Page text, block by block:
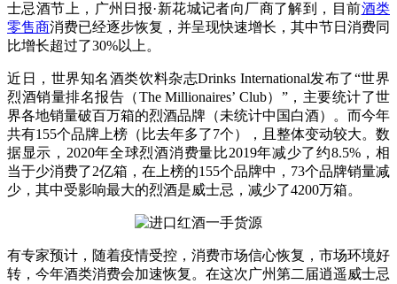
士忌酒节上，广州日报·新花城记者向厂商了解到，目前酒类
零售商消费已经逐步恢复，并呈现快速增长，其中节日消费同
比增长超过了30%以上。
近日，世界知名酒类饮料杂志Drinks International发布了“世界
烈酒销量排名报告（The Millionaires’ Club）”，主要统计了世
界各地销量破百万箱的烈酒品牌（未统计中国白酒）。而今年
共有155个品牌上榜（比去年多了7个），且整体变动较大。数
据显示，2020年全球烈酒消费量比2019年减少了约8.5%，相
当于少消费了2亿箱，在上榜的155个品牌中，73个品牌销量减
少，其中受影响最大的烈酒是威士忌，减少了4200万箱。
有专家预计，随着疫情受控，消费市场信心恢复，市场环境好
转，今年酒类消费会加速恢复。在这次广州第二届逍遥威士忌